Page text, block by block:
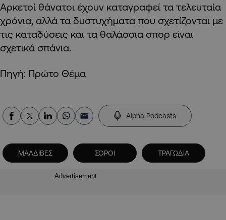
Αρκετοί θάνατοι έχουν καταγραφεί τα τελευταία
χρόνια, αλλά τα δυστυχήματα που σχετίζονται με
τις καταδύσεις και τα θαλάσσια σπορ είναι
σχετικά σπάνια.
Πηγή: Πρώτο Θέμα
Alpha Podcasts
ΜΑΛΔΙΒΕΣ ΣΟΡΟΙ ΤΡΑΓΩΔΙΑ
Advertisement